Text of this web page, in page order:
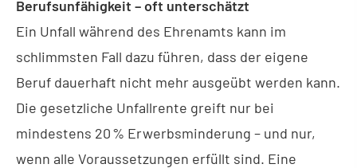
Berufs­unfähig­keit – oft unterschätzt
Ein Unfall während des Ehrenamts kann im
schlimmsten Fall dazu führen, dass der eigene
Beruf dauerhaft nicht mehr ausgeübt werden kann.
Die gesetzliche Unfallrente greift nur bei
mindestens 20 % Erwerbsminderung – und nur,
wenn alle Voraussetzungen erfüllt sind. Eine